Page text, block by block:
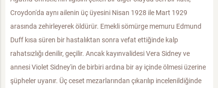
Croydon'da aynı ailenin üç üyesini Nisan 1928 ile Mart 1929
arasında zehirleyerek öldürür. Emekli sömürge memuru Edmund
Duff kısa süren bir hastalıktan sonra vefat ettiğinde kalp
rahatsızlığı denilir, geçilir. Ancak kayınvalidesi Vera Sidney ve
annesi Violet Sidney'in de birbiri ardına bir ay içinde ölmesi üzerine
şüpheler uyanır. Üç ceset mezarlarından çıkarılıp incelenildiğinde